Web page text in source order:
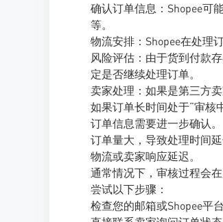
确认订单信息：Shopee可
等。
物流安排：Shopee在处理
风险评估：由于货到付款
定是否继续处理订单。
卖家处理：如果是第三方
如果订单长时间处于“审核
订单信息需要进一步确认。
订单量大，导致处理时间延
物流或卖家响应延迟。
通常情况下，审核过程会
尝试以下步骤：
检查您的邮箱或Shopee平